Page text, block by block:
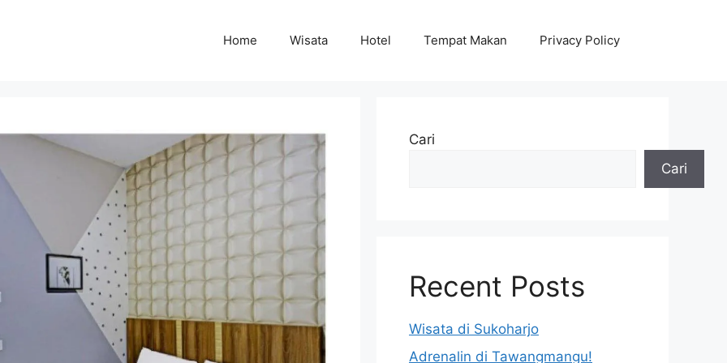
Home Wisata Hotel Tempat Makan Privacy Policy
Cari
Cari
Recent Posts
Wisata di Sukoharjo
Adrenalin di Tawangmangu!